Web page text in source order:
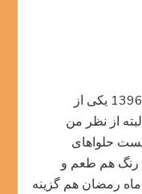
تاریخ آخرین به روز رسانی: آبان 4ام, 1396 یکی از
از نظر من
حلواهای
هم طعم و
رمضان هم گزینه